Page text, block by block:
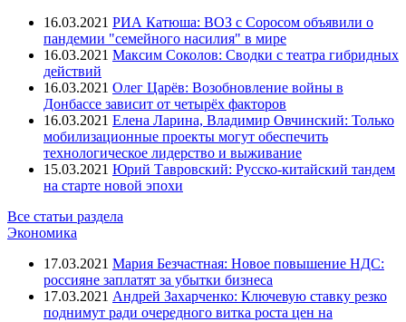
16.03.2021 РИА Катюша: ВОЗ с Соросом объявили о
пандемии "семейного насилия" в мире
16.03.2021 Максим Соколов: Сводки с театра гибридных
действий
16.03.2021 Олег Царёв: Возобновление войны в
Донбассе зависит от четырёх факторов
16.03.2021 Елена Ларина, Владимир Овчинский: Только
мобилизационные проекты могут обеспечить
технологическое лидерство и выживание
15.03.2021 Юрий Тавровский: Русско-китайский тандем
на старте новой эпохи
Все статьи раздела
Экономика
17.03.2021 Мария Безчастная: Новое повышение НДС:
россияне заплатят за убытки бизнеса
17.03.2021 Андрей Захарченко: Ключевую ставку резко
поднимут ради очередного витка роста цен на